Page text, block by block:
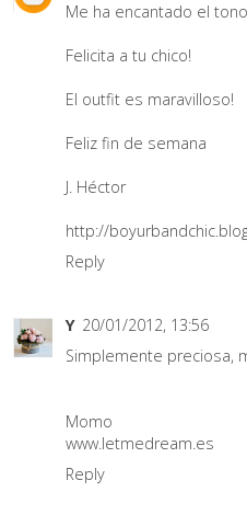
Me ha encantado el
Felicita a tu chico!
El outfit es maravilloso!
Feliz fin de semana
J. Héctor
http://
Reply
Y 20/01/2012, 13:56
Simplemente preciosa,
Momo
www.letmedream.es
Reply